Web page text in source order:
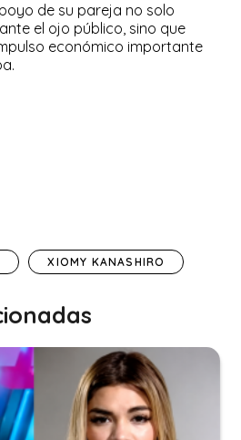
de su pareja no solo
el ojo público, sino que
económico importante
XIOMY KANASHIRO